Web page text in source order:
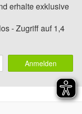
erhalte exklusive
- Zugriff auf 1,4
Anmelden